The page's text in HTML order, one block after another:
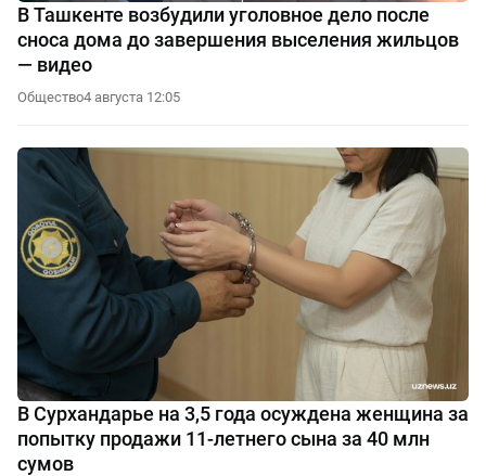
В Ташкенте возбудили уголовное дело после
сноса дома до завершения выселения жильцов
— видео
Общество4 августа 12:05
В Сурхандарье на 3,5 года осуждена женщина за
попытку продажи 11-летнего сына за 40 млн
сумов